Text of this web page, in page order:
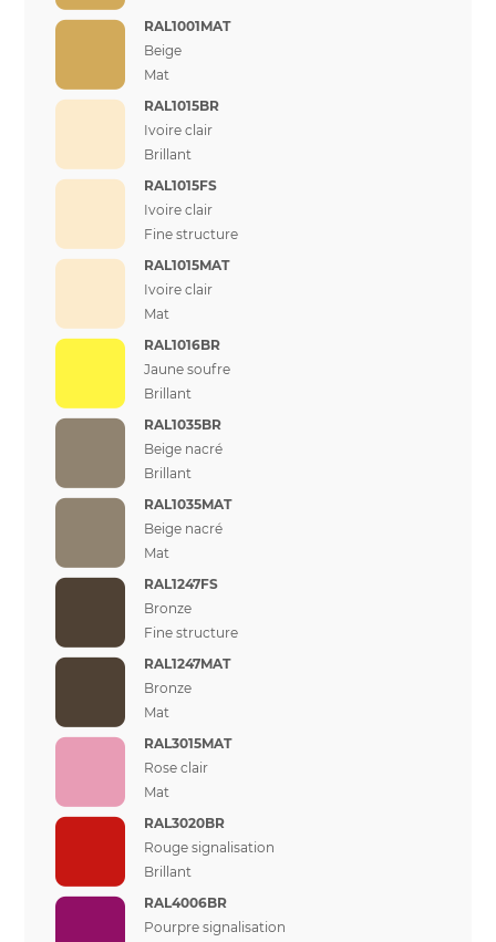
RAL1001MAT
Beige
Mat
RAL1015BR
Ivoire clair
Brillant
RAL1015FS
Ivoire clair
Fine structure
RAL1015MAT
Ivoire clair
Mat
RAL1016BR
Jaune soufre
Brillant
RAL1035BR
Beige nacré
Brillant
RAL1035MAT
Beige nacré
Mat
RAL1247FS
Bronze
Fine structure
RAL1247MAT
Bronze
Mat
RAL3015MAT
Rose clair
Mat
RAL3020BR
Rouge signalisation
Brillant
RAL4006BR
Pourpre signalisation